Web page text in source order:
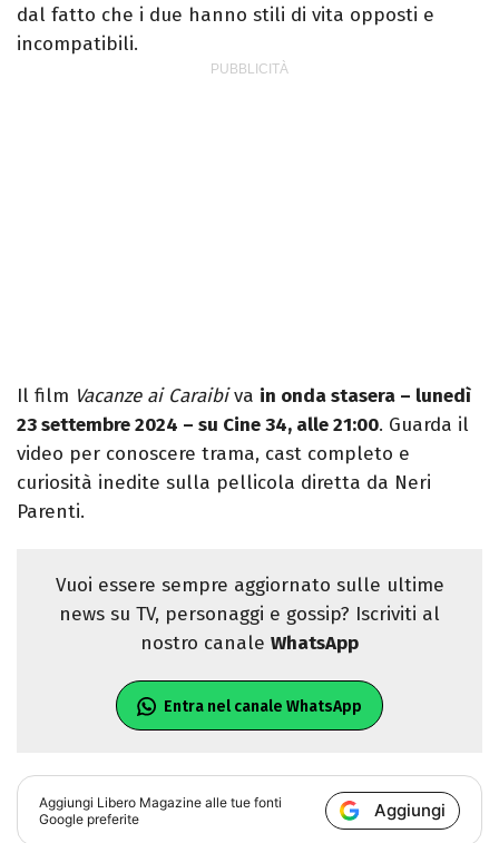
dal fatto che i due hanno stili di vita opposti e
incompatibili.
Il film Vacanze ai Caraibiva in onda stasera – lunedì
23 settembre 2024 – su Cine 34, alle 21:00. Guarda il
video per conoscere trama, cast completo e
curiosità inedite sulla pellicola diretta da Neri
Parenti.
Vuoi essere sempre aggiornato sulle ultime
news su TV, personaggi e gossip? Iscriviti al
nostro canale WhatsApp
Entra nel canale WhatsApp
Aggiungi Libero Magazine alle tue fonti
Google preferite
Aggiungi